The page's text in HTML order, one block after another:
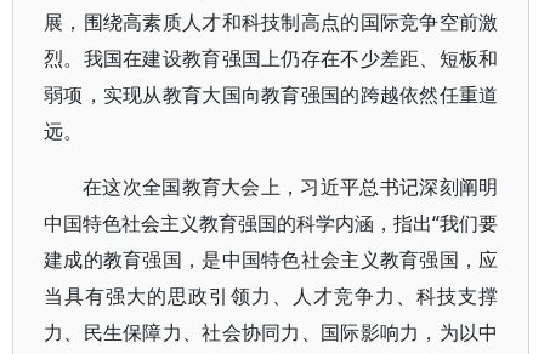
展，围绕高素质人才和科技制高点的国际竞争空前激
烈。我国在建设教育强国上仍存在不少差距、短板和
弱项，实现从教育大国向教育强国的跨越依然任重道
远。
在这次全国教育大会上，习近平总书记深刻阐明
中国特色社会主义教育强国的科学内涵，指出“我们要
建成的教育强国，是中国特色社会主义教育强国，应
当具有强大的思政引领力、人才竞争力、科技支撑
力、民生保障力、社会协同力、国际影响力，为以中